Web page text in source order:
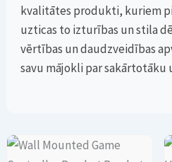
kvalitātes produkti, kuriem
uzticas to izturības un stila
vērtības un daudzveidības
savu mājokli par